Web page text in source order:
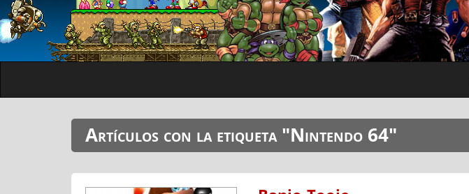
Artículos con la etiqueta "Nintendo 64"